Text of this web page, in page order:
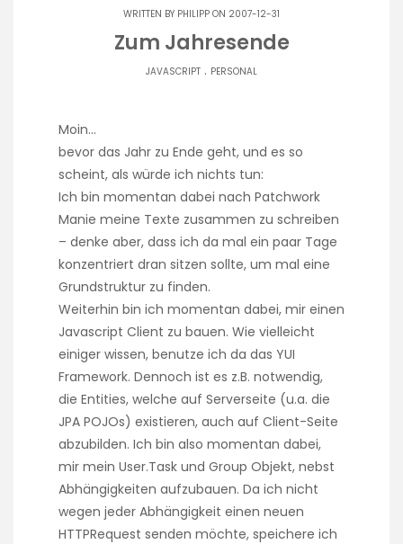
WRITTEN BY PHILIPP ON 2007-12-31
Zum Jahresende
JAVASCRIPT . PERSONAL
Moin…
bevor das Jahr zu Ende geht, und es so
scheint, als würde ich nichts tun:
Ich bin momentan dabei nach Patchwork
Manie meine Texte zusammen zu schreiben
– denke aber, dass ich da mal ein paar Tage
konzentriert dran sitzen sollte, um mal eine
Grundstruktur zu finden.
Weiterhin bin ich momentan dabei, mir einen
Javascript Client zu bauen. Wie vielleicht
einiger wissen, benutze ich da das YUI
Framework. Dennoch ist es z.B. notwendig,
die Entities, welche auf Serverseite (u.a. die
JPA POJOs) existieren, auch auf Client-Seite
abzubilden. Ich bin also momentan dabei,
mir mein User.Task und Group Objekt, nebst
Abhängigkeiten aufzubauen. Da ich nicht
wegen jeder Abhängigkeit einen neuen
HTTPRequest senden möchte, speichere ich